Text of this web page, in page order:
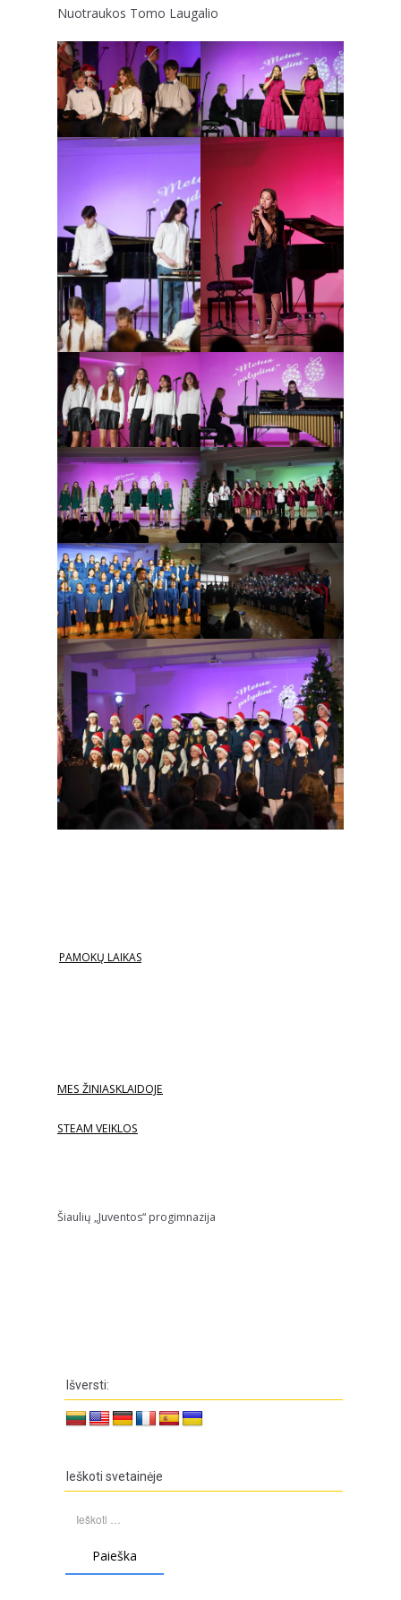
Nuotraukos Tomo Laugalio
PAMOKŲ LAIKAS
MES ŽINIASKLAIDOJE
STEAM VEIKLOS
Šiaulių „Juventos“ progimnazija
Išversti:
Ieškoti svetainėje